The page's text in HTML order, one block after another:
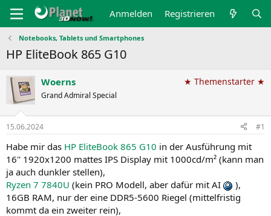
Anmelden Registrieren
Notebooks, Tablets und Smartphones
HP EliteBook 865 G10
Woerns
Grand Admiral Special
★ Themenstarter ★
15.06.2024 #1
Habe mir das HP EliteBook 865 G10 in der Ausführung mit
16'' 1920x1200 mattes IPS Display mit 1000cd/m² (kann man
ja auch dunkler stellen),
Ryzen 7 7840U (kein PRO Modell, aber dafür mit AI
),
16GB RAM, nur der eine DDR5-5600 Riegel (mittelfristig
kommt da ein zweiter rein),